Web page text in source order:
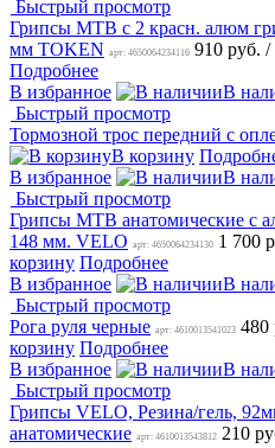
Быстрый просмотр
Грипсы MTB с 2 красн. алюм
мм TOKEN арт: 4650064234116 910 руб. /
Подробнее
В избранное
В
Быстрый просмотр
Тормозной трос передний с
В корзину
В избранное
В
Быстрый просмотр
Грипсы MTB анатомические с
148 мм. VELO арт: 4650064234130 1 700
корзину Подробнее
В избранное
В
Быстрый просмотр
Рога руля черные арт: 4610013541023 480
корзину Подробнее
В избранное
В
Быстрый просмотр
Грипсы VELO, Резина/гель,
анатомические арт: 4610013543812 210